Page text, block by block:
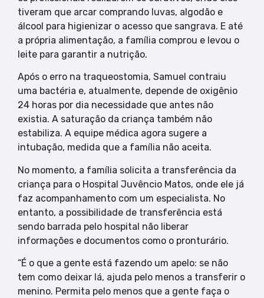
tiveram que arcar comprando luvas, algodão e
álcool para higienizar o acesso que sangrava. E até
a própria alimentação, a família comprou e levou o
leite para garantir a nutrição.
Após o erro na traqueostomia, Samuel contraiu
uma bactéria e, atualmente, depende de oxigênio
24 horas por dia necessidade que antes não
existia. A saturação da criança também não
estabiliza. A equipe médica agora sugere a
intubação, medida que a família não aceita.
No momento, a família solicita a transferência da
criança para o Hospital Juvêncio Matos, onde ele já
faz acompanhamento com um especialista. No
entanto, a possibilidade de transferência está
sendo barrada pelo hospital não liberar
informações e documentos como o pronturário.
“É o que a gente está fazendo um apelo: se não
tem como deixar lá, ajuda pelo menos a transferir o
menino. Permita pelo menos que a gente faça o